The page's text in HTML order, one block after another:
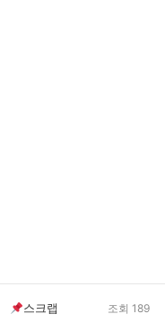
스크랩 조회 189